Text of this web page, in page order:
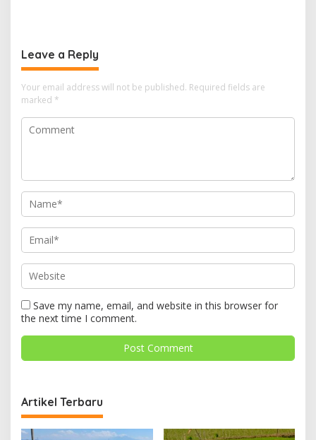
Leave a Reply
Your email address will not be published. Required fields are
marked *
Save my name, email, and website in this browser for
the next time I comment.
Artikel Terbaru